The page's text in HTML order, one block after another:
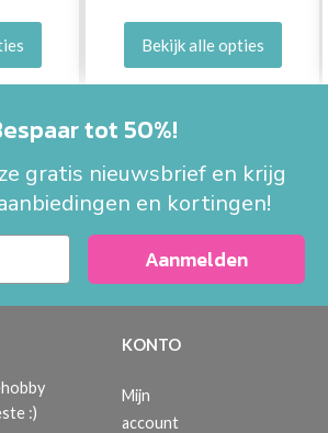
Bekijk alle opties
tot 50%!
gratis nieuwsbrief en krijg
en kortingen!
Aanmelden
:)
KONTO
Mijn
account